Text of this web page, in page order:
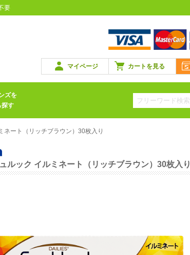
要
カートを見る
マイページ
ズを
探す
ネート（リッチブラウン）30枚入り
ルック イルミネート（リッチブラウン）30枚入り